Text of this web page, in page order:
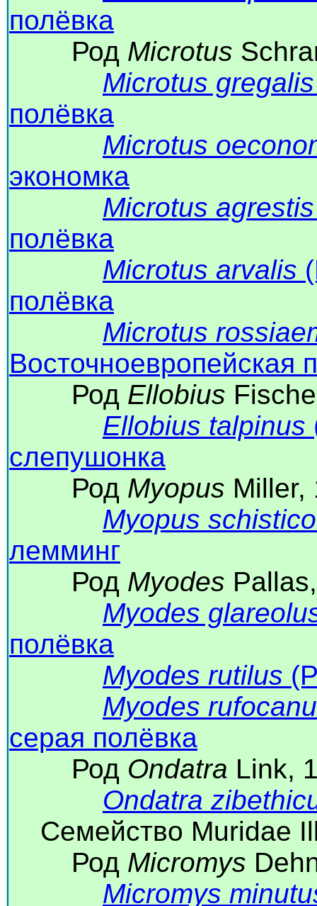
полёвка
Род Microtus
Microtus gregalis
полёвка
Microtus
экономка
Microtus agrestis
полёвка
Microtus arvalis
полёвка
Microtus
Восточноевропейская
Род Ellobius
Ellobius talpinus
слепушонка
Род Myopus
Myopus
лемминг
Род Myodes
Myodes
полёвка
Myodes rutilus
Myodes
серая полёвка
Род Ondatra Link,
Ondatra
Семейство Muridae
Род Micromys
Micromys